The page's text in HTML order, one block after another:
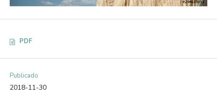
PDF
Publicado
2018-11-30